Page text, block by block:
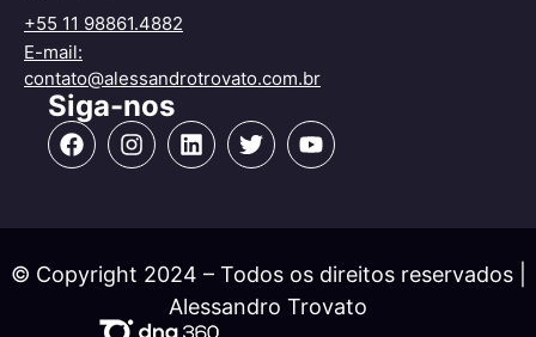
+55 11 98861.4882
E-mail:
contato@alessandrotrovato.com.br
Siga-nos
© Copyright 2024 – Todos os direitos reservados |
Alessandro Trovato